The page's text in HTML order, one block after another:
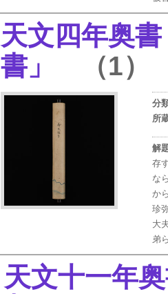
天文四年奥
書」
（1）
分
所
解
存
な
か
珍
大
弟
天文十一年